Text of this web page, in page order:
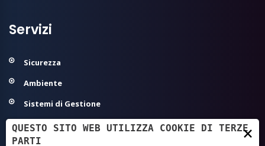
Servizi
Sicurezza
Ambiente
Sistemi di Gestione
Modelli Organizzativi 231
×
QUESTO SITO WEB UTILIZZA COOKIE DI TERZE
PARTI